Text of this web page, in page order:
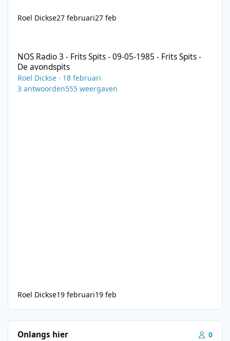
Roel Dickse27 februari27 feb
NOS Radio 3 - Frits Spits - 09-05-1985 - Frits Spits -
De avondspits
Roel Dickse · 18 februari
3 antwoorden555 weergaven
Roel Dickse19 februari19 feb
Onlangs hier 0